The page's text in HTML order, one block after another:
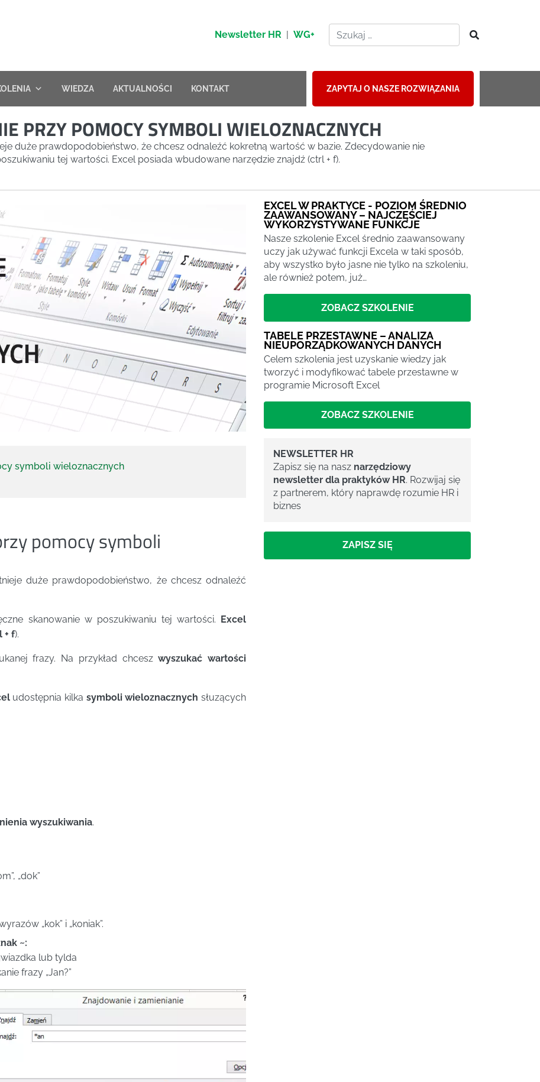
Newsletter HR | WG+
WIEDZA AKTUALNOŚCI KONTAKT ZAPYTAJ O NASZE ROZWIĄZANIA
PRZY POMOCY SYMBOLI WIELOZNACZNYCH
duże prawdopodobieństwo, że chcesz odnaleźć kokretną wartość w bazie. Zdecydowanie nie
tej wartości. Excel posiada wbudowane narzędzie znajdź (ctrl + f).
symboli wieloznacznych
pomocy symboli
duże prawdopodobieństwo, że chcesz odnaleźć
skanowanie w poszukiwaniu tej wartości. Excel
+ f).
frazy. Na przykład chceszwyszukać wartości
udostępnia kilka symboli wieloznacznych słuzących
wyszukiwania.
„dok”
„kok” i „koniak”.
~:
lub tylda
frazy „Jan?”
EXCEL W PRAKTYCE - POZIOM ŚREDNIO
ZAAWANSOWANY – NAJCZĘŚCIEJ
WYKORZYSTYWANE FUNKCJE
Nasze szkolenie Excel średnio zaawansowany
uczy jak używać funkcji Excela w taki sposób,
aby wszystko było jasne nie tylko na szkoleniu,
ale również potem, już…
ZOBACZ SZKOLENIE
TABELE PRZESTAWNE – ANALIZA
NIEUPORZĄDKOWANYCH DANYCH
Celem szkolenia jest uzyskanie wiedzy jak
tworzyć i modyfikować tabele przestawne w
programie Microsoft Excel
ZOBACZ SZKOLENIE
NEWSLETTER HR
Zapisz się na nasz narzędziowy
newsletter dla praktyków HR. Rozwijaj się
z partnerem, który naprawdę rozumie HR i
biznes
ZAPISZ SIĘ